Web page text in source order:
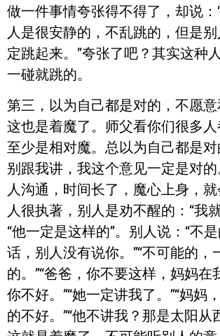
做一件事情夸张得不得了，却说：
人是很安静的，不乱跳的，但是
定跳起来。”夸张了吧？其实这种
一碰就跳的。
第三，以为自己都是对的，不愿意
这也是着魔了。师父看你们很多人
至少是相对魔。总以为自己都是
别跟我讲，我这个意见一定是对的
人沟通，时间长了，魔心上身，
人很执著，别人是劝不醒的：“我
“他一定是这样的”。别人说：“不
话，别人没有说你。”“不可能的，
的。”“爸爸，你不要这样，妈妈在
你不好。”“她一定讲我了。”“妈妈
的不好。”“他不讲我？那是太阳从